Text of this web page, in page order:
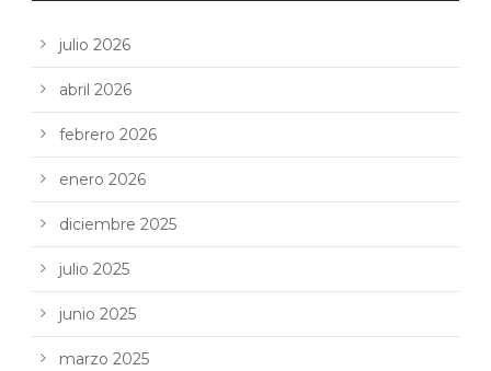
julio 2026
abril 2026
febrero 2026
enero 2026
diciembre 2025
julio 2025
junio 2025
marzo 2025